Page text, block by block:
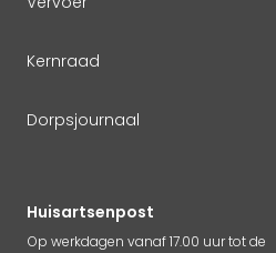
Kernraad
Dorpsjournaal
Huisartsenpost
Op werkdagen vanaf 17.00 uur tot de